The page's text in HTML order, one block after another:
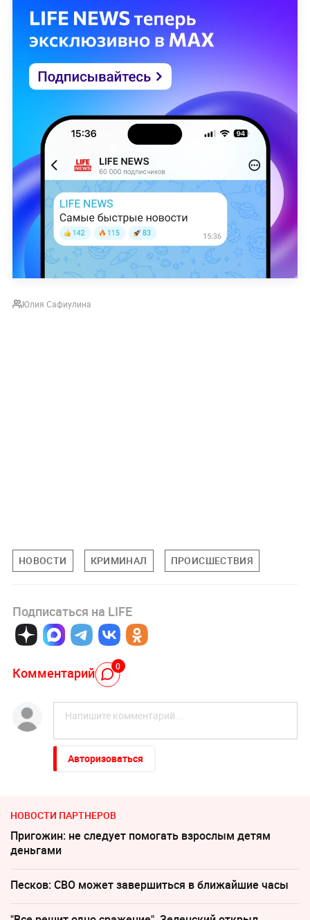
Юлия Сафиулина
НОВОСТИ КРИМИНАЛ ПРОИСШЕСТВИЯ
Подписаться на LIFE
Комментарий 0
Авторизоваться
НОВОСТИ ПАРТНЕРОВ
Пригожин: не следует помогать взрослым детям
деньгами
Песков: СВО может завершиться в ближайшие часы